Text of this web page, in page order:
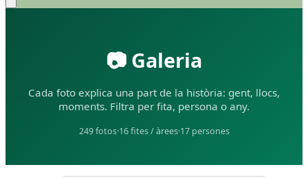
📷 Galeria
Cada foto explica una part de la història: gent, llocs,
moments. Filtra per fita, persona o any.
249 fotos·16 fites / àrees·17 persones